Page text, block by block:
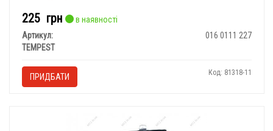
225 грн
в наявності
Артикул:
016 0111 227
TEMPEST
ПРИДБАТИ Код: 81318-11